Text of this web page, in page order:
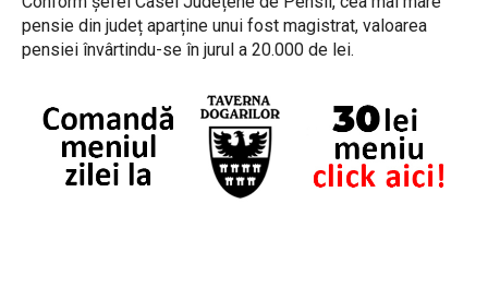
pensie din județ aparține unui fost magistrat, valoarea
pensiei învârtindu-se în jurul a 20.000 de lei.